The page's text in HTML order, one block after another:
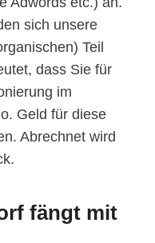
sich unsere
Teil
dass Sie für
im
Geld für diese
Abrechnet wird
fängt mit